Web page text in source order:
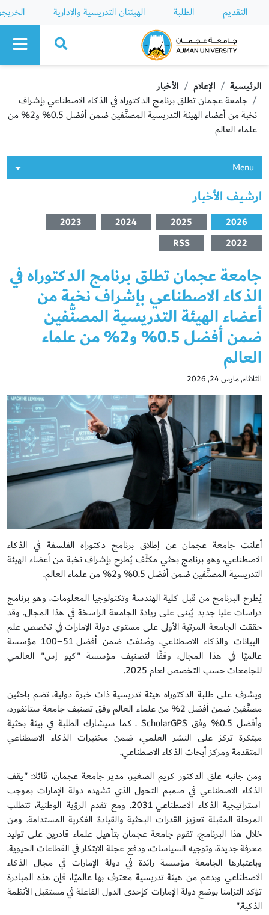
التقديم الطلبة الهيئتان التدريسية والإدارية
Ajman University
الرئيسية الإعلام
الأخبار
جامعة عجمان تطلق برنامج الدكتوراه في الذكاء الاصطناعي بإشراف
نخبة من أعضاء الهيئة التدريسية المصنَّفين ضمن أفضل 0.5% و2% من
علماء العالم
Menu
ارشيف الأخبار
2026
2025
2024
2023
2022
RSS
جامعة عجمان تطلق برنامج الدكتوراه في
الذكاء الاصطناعي بإشراف نخبة من
أعضاء الهيئة التدريسية المصنَّفين
ضمن أفضل 0.5% و2% من علماء
العالم
الثلاثاء, مارس 24, 2026
أعلنت جامعة عجمان عن إطلاق برنامج دكتوراه الفلسفة في الذكاء
الاصطناعي، وهو برنامج بحثي مكثّف يُطرح بإشراف نخبة من أعضاء الهيئة
التدريسية المصنَّفين ضمن أفضل 0.5% و2% من علماء العالم.
يُطرح البرنامج من قبل كلية الهندسة وتكنولوجيا المعلومات، وهو برنامج
دراسات عليا جديد يُبنى على ريادة الجامعة الراسخة في هذا المجال. وقد
حققت الجامعة المرتبة الأولى على مستوى دولة الإمارات في تخصص علم
البيانات والذكاء الاصطناعي، وصُنفت ضمن أفضل 51–100 مؤسسة
عالميًا في هذا المجال، وفقًا لتصنيف مؤسسة "كيو إس" العالمي
للجامعات حسب التخصص لعام 2025.
ويشرف على طلبة الدكتوراه هيئة تدريسية ذات خبرة دولية، تضم باحثين
مصنَّفين ضمن أفضل 2% من علماء العالم وفق تصنيف جامعة ستانفورد،
وأفضل 0.5% وفق ScholarGPS . كما سيشارك الطلبة في بيئة بحثية
مبتكرة تركز على النشر العلمي، ضمن مختبرات الذكاء الاصطناعي
المتقدمة ومركز أبحاث الذكاء الاصطناعي.
ومن جانبه علق الدكتور كريم الصغير، مدير جامعة عجمان، قائلا: "يقف
الذكاء الاصطناعي في صميم التحول الذي تشهده دولة الإمارات بموجب
استراتيجية الذكاء الاصطناعي 2031. ومع تقدم الرؤية الوطنية، تتطلب
المرحلة المقبلة تعزيز القدرات البحثية والقيادة الفكرية المستدامة. ومن
خلال هذا البرنامج، تقوم جامعة عجمان بتأهيل علماء قادرين على توليد
معرفة جديدة، وتوجيه السياسات، ودفع عجلة الابتكار في القطاعات الحيوية.
وباعتبارها الجامعة مؤسسة رائدة في دولة الإمارات في مجال الذكاء
الاصطناعي وبدعم من هيئة تدريسية معترف بها عالميًا، فإن هذه المبادرة
تؤكد التزامنا بوضع دولة الإمارات كإحدى الدول الفاعلة في مستقبل الأنظمة
الذكية."